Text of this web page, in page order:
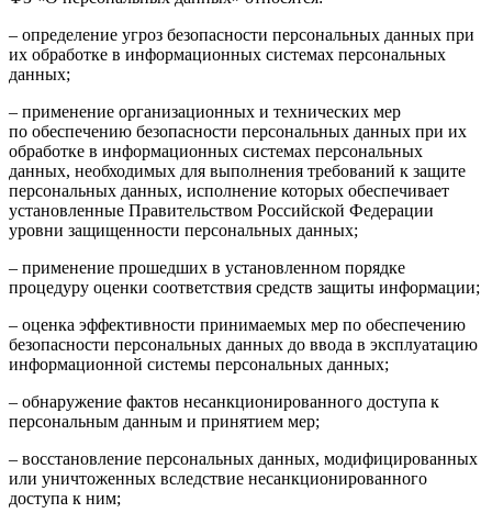
– определение угроз безопасности персональных данных при
их обработке в информационных системах персональных
данных;
– применение организационных и технических мер
по обеспечению безопасности персональных данных при их
обработке в информационных системах персональных
данных, необходимых для выполнения требований к защите
персональных данных, исполнение которых обеспечивает
установленные Правительством Российской Федерации
уровни защищенности персональных данных;
– применение прошедших в установленном порядке
процедуру оценки соответствия средств защиты информации;
– оценка эффективности принимаемых мер по обеспечению
безопасности персональных данных до ввода в эксплуатацию
информационной системы персональных данных;
– обнаружение фактов несанкционированного доступа к
персональным данным и принятием мер;
– восстановление персональных данных, модифицированных
или уничтоженных вследствие несанкционированного
доступа к ним;